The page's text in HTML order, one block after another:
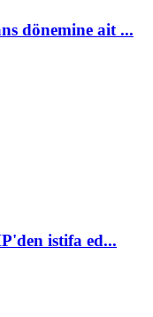
dönemine ait ...
istifa ed...